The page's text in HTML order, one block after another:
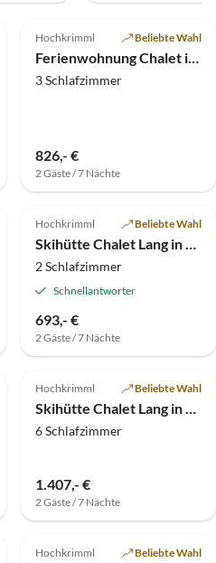
Top-Inserat
Hochkrimml Beliebte Wahl
Ferienwohnung Chalet in Hochkrimml für 8 Personen
3 Schlafzimmer
826,- €
2 Gäste / 7 Nächte
Top-Inserat
4.9 (2)
Hochkrimml Beliebte Wahl
Skihütte Chalet Lang in Hochkrimml für 6 Personen
2 Schlafzimmer
Schnellantworter
693,- €
2 Gäste / 7 Nächte
Top-Inserat
Hochkrimml Beliebte Wahl
Skihütte Chalet Lang in Hochkrimml für 12 Personen
6 Schlafzimmer
1.407,- €
2 Gäste / 7 Nächte
Top-Inserat
Hochkrimml Beliebte Wahl